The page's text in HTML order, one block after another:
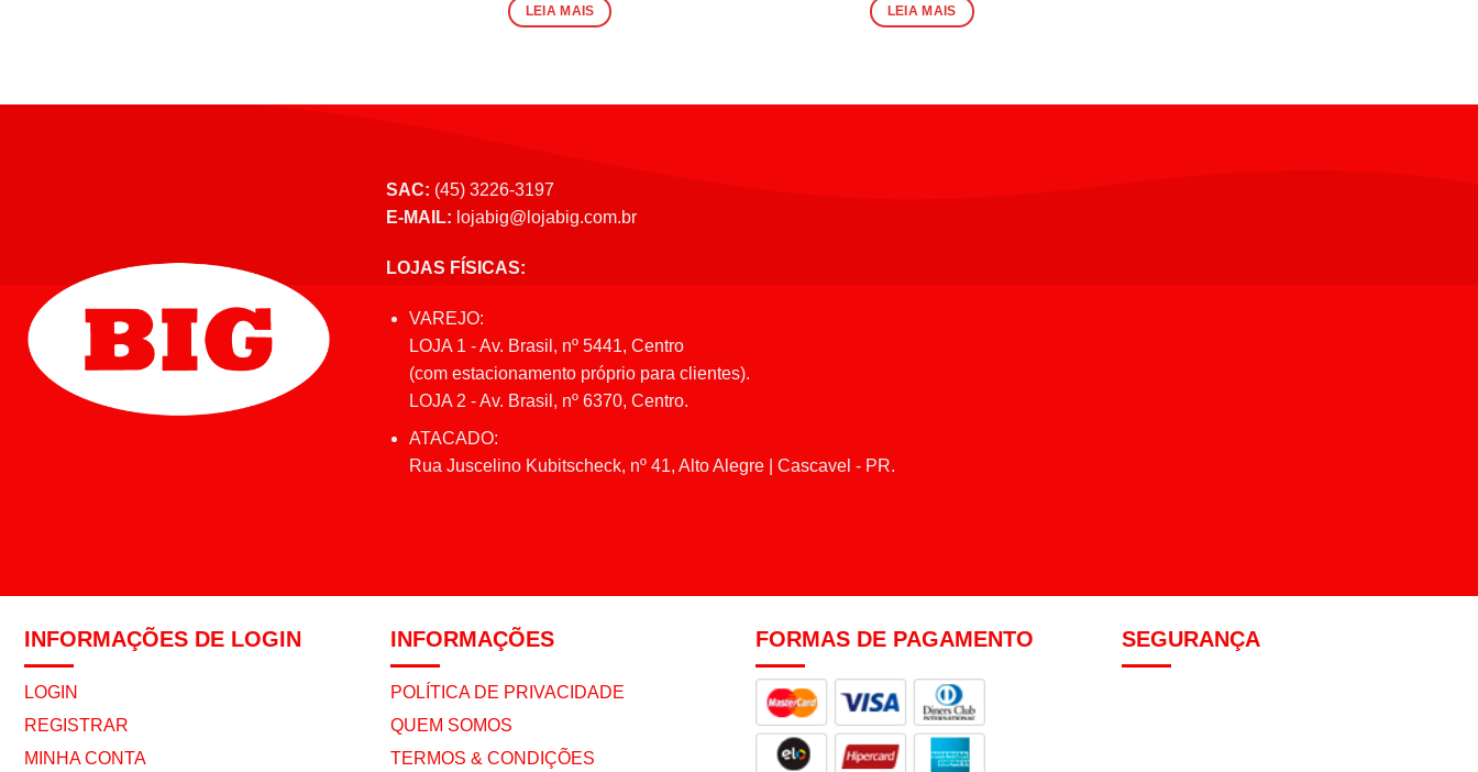
LEIA MAIS LEIA MAIS
SAC: (45) 3226-3197
E-MAIL: lojabig@lojabig.com.br
LOJAS FÍSICAS:
VAREJO:
LOJA 1 - Av. Brasil, nº 5441, Centro
(com estacionamento próprio para clientes).
LOJA 2 - Av. Brasil, nº 6370, Centro.
ATACADO:
Rua Juscelino Kubitscheck, nº 41, Alto Alegre | Cascavel - PR.
INFORMAÇÕES DE LOGIN
LOGIN
REGISTRAR
MINHA CONTA
INFORMAÇÕES
POLÍTICA DE PRIVACIDADE
QUEM SOMOS
TERMOS & CONDIÇÕES
FORMAS DE PAGAMENTO SEGURANÇA